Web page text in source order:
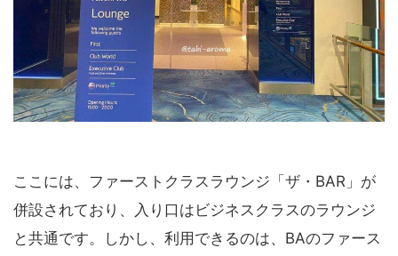
ここには、ファーストクラスラウンジ「ザ・BAR」が
併設されており、入り口はビジネスクラスのラウンジ
と共通です。しかし、利用できるのは、BAのファース